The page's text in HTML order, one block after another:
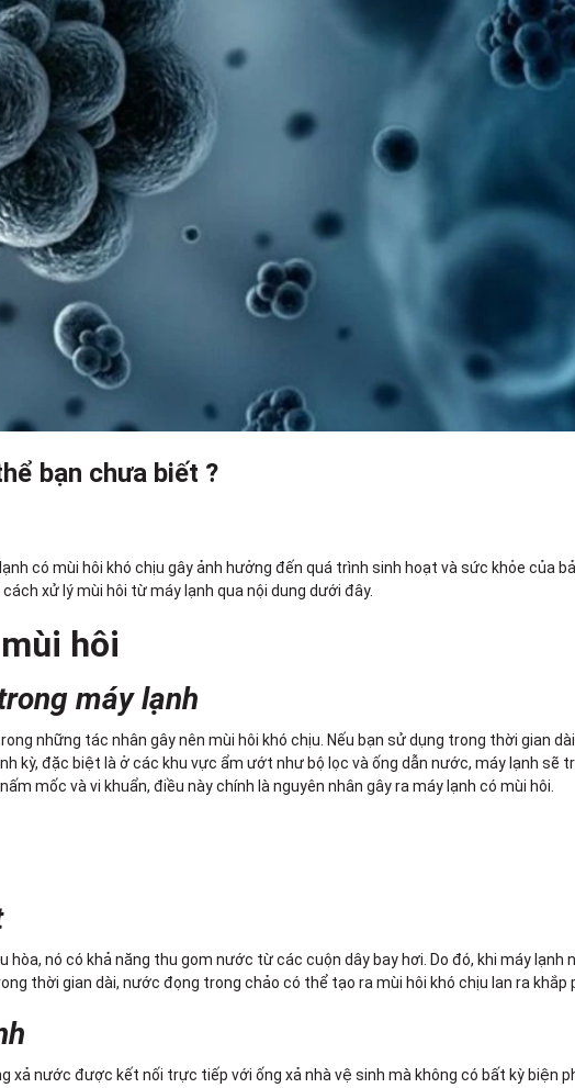
bạn chưa biết ?
có mùi hôi khó chịu gây ảnh hưởng đến quá trình sinh hoạt và sức khỏe của
xử lý mùi hôi từ máy lạnh qua nội dung dưới đây.
hôi
máy lạnh
những tác nhân gây nên mùi hôi khó chịu. Nếu bạn sử dụng trong thời gian
kỳ, đặc biệt là ở các khu vực ẩm ướt như bộ lọc và ống dẫn nước, máy lạnh sẽ
mốc và vi khuẩn, điều này chính là nguyên nhân gây ra máy lạnh có mùi hôi.
nó có khả năng thu gom nước từ các cuộn dây bay hơi. Do đó, khi máy lạnh
thời gian dài, nước đọng trong chảo có thể tạo ra mùi hôi khó chịu lan ra khắp
xả nước được kết nối trực tiếp với ống xả nhà vệ sinh mà không có bất kỳ biện